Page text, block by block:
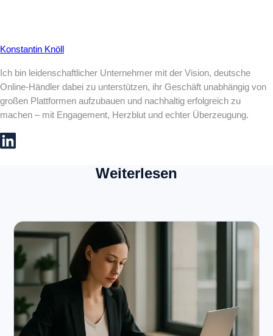
Konstantin Knöll
Ich bin leidenschaftlicher Unternehmer mit der Vision, deutsche
Online-Händler dabei zu unterstützen, ihr Geschäft unabhängig von
großen Plattformen aufzubauen und nachhaltig erfolgreich zu
machen – mit Engagement, Herzblut und echter Überzeugung.
Weiterlesen